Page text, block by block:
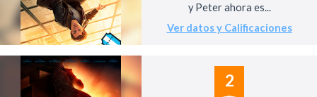
y Peter ahora es...
Ver datos y Calificaciones
2